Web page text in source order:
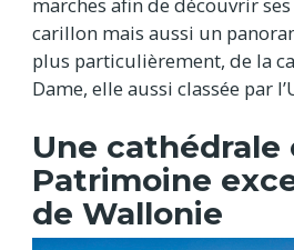
marches afin de découvrir
carillon mais aussi un
plus particulièrement, de la
Dame, elle aussi classée par
Une cathédrale
Patrimoine
de Wallonie